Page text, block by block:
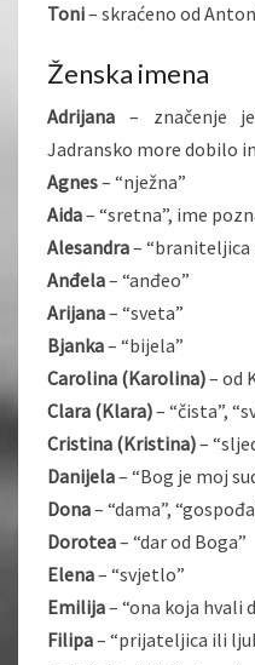
Toni– skraćeno od
Ženska imena
Adrijana – značenje
Jadransko more dobilo
Agnes– “nježna”
Aida– “sretna”, ime
Alesandra– “braniteljica
Anđela– “anđeo”
Arijana– “sveta”
Bjanka– “bijela”
Carolina (Karolina)– od
Clara (Klara)– “čista”,
Cristina (Kristina)–
Danijela– “Bog je moj
Dona– “dama”,
Dorotea– “dar od Boga”
Elena– “svjetlo”
Emilija– “ona koja hvali
Filipa– “prijateljica ili